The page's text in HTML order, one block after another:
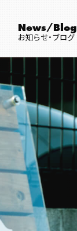
News/Blog
お知らせ・ブログ